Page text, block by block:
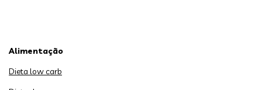
Alimentação
Dieta low carb